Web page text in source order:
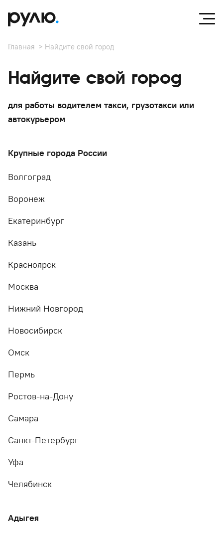
Главная Найдите свой город
Найдите свой город
для работы водителем такси, грузотакси или
автокурьером
Крупные города России
Волгоград
Воронеж
Екатеринбург
Казань
Красноярск
Москва
Нижний Новгород
Новосибирск
Омск
Пермь
Ростов-на-Дону
Самара
Санкт-Петербург
Уфа
Челябинск
Адыгея